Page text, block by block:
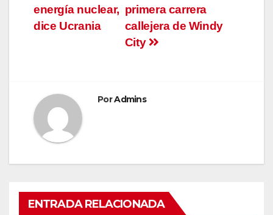
primera carrera
callejera de Windy
City
energía nuclear,
dice Ucrania
PorAdmins
ENTRADA RELACIONADA